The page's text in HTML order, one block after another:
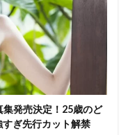
発売決定！25歳のど
ぎ先行カット解禁